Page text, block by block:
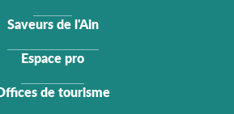
Saveurs de l'Ain
Espace pro
de tourisme